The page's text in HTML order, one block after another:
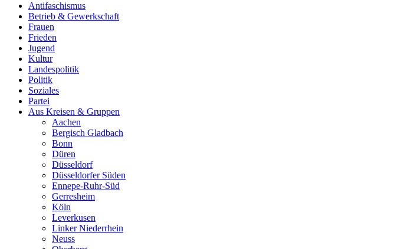
Antifaschismus
Betrieb & Gewerkschaft
Frauen
Frieden
Jugend
Kultur
Landespolitik
Politik
Soziales
Partei
Aus Kreisen & Gruppen
Aachen
Bergisch Gladbach
Bonn
Düren
Düsseldorf
Düsseldorfer Süden
Ennepe-Ruhr-Süd
Gerresheim
Köln
Leverkusen
Linker Niederrhein
Neuss